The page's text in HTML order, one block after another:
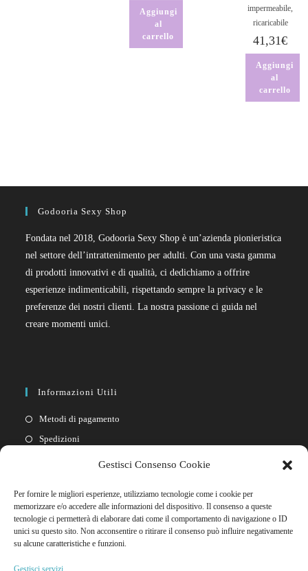
Gestisci Consenso Cookie
Per fornire le migliori esperienze, utilizziamo tecnologie come i cookie per
memorizzare e/o accedere alle informazioni del dispositivo. Il consenso a queste
tecnologie ci permetterà di elaborare dati come il comportamento di navigazione o ID
unici su questo sito. Non acconsentire o ritirare il consenso può influire negativamente
su alcune caratteristiche e funzioni.
Gestisci servizi
Aggiungi
al
carrello
impermeabile,
ricaricabile
41,31€
Aggiungi
al
carrello
Godooria Sexy Shop
Fondata nel 2018, Godooria Sexy Shop è un’azienda pionieristica
nel settore dell’intrattenimento per adulti. Con una vasta gamma
di prodotti innovativi e di qualità, ci dedichiamo a offrire
esperienze indimenticabili, rispettando sempre la privacy e le
preferenze dei nostri clienti. La nostra passione ci guida nel
creare momenti unici.
Informazioni Utili
Metodi di pagamento
Spedizioni
Cookie policy
Link Rapidi